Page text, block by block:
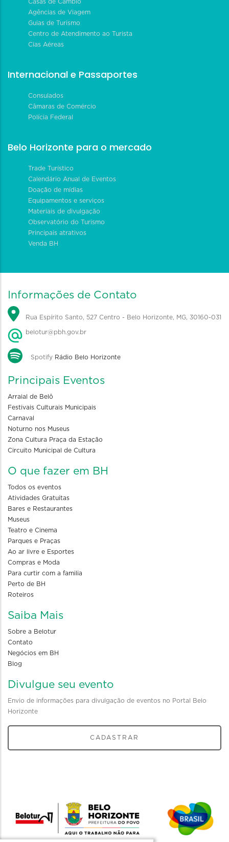
Casas de Câmbio
Agências de Viagem
Guias de Turismo
Centro de Atendimento ao Turista
Cias Aéreas
Internacional e Passaportes
Consulados
Câmaras de Comércio
Polícia Federal
Belo Horizonte para o mercado
Trade Turístico
Calendário Anual de Eventos
Doação de mídias
Equipamentos e serviços
Materiais de divulgação
Observatório do Turismo
Principais atrativos
Venda BH
Informações de Contato
Rua Espírito Santo, 527 Centro - Belo Horizonte, MG, 30160-031
belotur@pbh.gov.br
Spotify Rádio Belo Horizonte
Principais Eventos
Arraial de Belô
Festivais Culturais Municipais
Carnaval
Noturno nos Museus
Zona Cultura Praça da Estação
Circuito Municipal de Cultura
O que fazer em BH
Todos os eventos
Atividades Gratuitas
Bares e Restaurantes
Museus
Teatro e Cinema
Parques e Praças
Ao ar livre e Esportes
Compras e Moda
Para curtir com a familia
Perto de BH
Roteiros
Saiba Mais
Sobre a Belotur
Contato
Negócios em BH
Blog
Divulgue seu evento
Envio de informações para divulgação de eventos no Portal Belo
Horizonte
CADASTRAR